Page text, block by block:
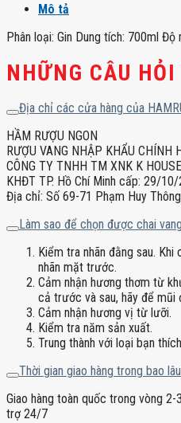
Mô tả
Phân loại: Gin Dung tích: 700ml Độ
NHỮNG CÂU
Địa chỉ các cửa hàng của
HẦM RƯỢU NGON
RƯỢU VANG NHẬP KHẨU CHÍNH
CÔNG TY TNHH TM XNK K
KHĐT TP. Hồ Chí Minh cấp: 29/10/
Địa chỉ: Số 69-71 Phạm Huy
Làm sao để chọn được chai
Kiểm tra nhãn đằng sau.
nhãn mặt trước.
Cảm nhận hương thơm từ
cả trước và sau, hãy để mũi
Cảm nhận hương vị từ lưỡi.
Kiểm tra năm sản xuất.
Trung thành với loại bạn
Thời gian giao hàng trong bao
Giao hàng toàn quốc trong vòng 2-
trợ 24/7